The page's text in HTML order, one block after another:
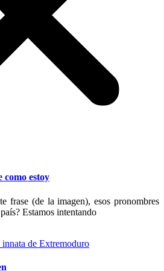
como estoy
frase (de la imagen), esos pronombres
Estamos intentando